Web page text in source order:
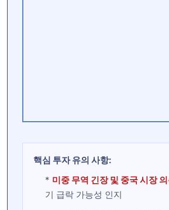
핵심 투자 유의 사항:
* 미중 무역 긴장 및 중국 시장
기 급락 가능성 인지